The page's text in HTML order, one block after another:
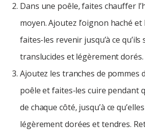
Dans une poêle, faites chauffer
moyen. Ajoutez l’oignon haché et
faites-les revenir jusqu’à ce qu’ils
translucides et légèrement dorés.
Ajoutez les tranches de pommes
poêle et faites-les cuire pendant
de chaque côté, jusqu’à ce
légèrement dorées et tendres.